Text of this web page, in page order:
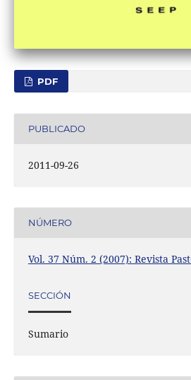
PDF
PUBLICADO
2011-09-26
NÚMERO
Vol. 37 Núm. 2 (2007): Revista
SECCIÓN
Sumario